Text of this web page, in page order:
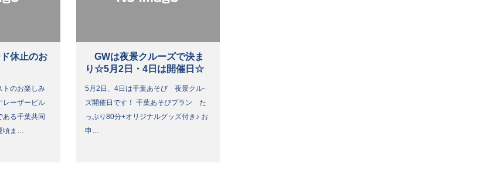
休止のお
トのお楽しみ
レーザービル
ある千葉共同
頃ま…
GWは夜景クルーズで決ま
り☆5月2日・4日は開催日☆
5月2日、4日は千葉あそび 夜景クル-
ズ開催日です！ 千葉あそびプラン た
っぷり80分+オリジナルグッズ付き♪ お
申…